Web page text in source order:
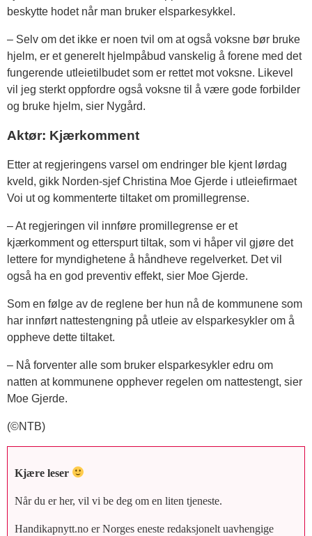
beskytte hodet når man bruker elsparkesykkel.
– Selv om det ikke er noen tvil om at også voksne bør bruke
hjelm, er et generelt hjelmpåbud vanskelig å forene med det
fungerende utleietilbudet som er rettet mot voksne. Likevel
vil jeg sterkt oppfordre også voksne til å være gode forbilder
og bruke hjelm, sier Nygård.
Aktør: Kjærkomment
Etter at regjeringens varsel om endringer ble kjent lørdag
kveld, gikk Norden-sjef Christina Moe Gjerde i utleiefirmaet
Voi ut og kommenterte tiltaket om promillegrense.
– At regjeringen vil innføre promillegrense er et
kjærkomment og etterspurt tiltak, som vi håper vil gjøre det
lettere for myndighetene å håndheve regelverket. Det vil
også ha en god preventiv effekt, sier Moe Gjerde.
Som en følge av de reglene ber hun nå de kommunene som
har innført nattestengning på utleie av elsparkesykler om å
oppheve dette tiltaket.
– Nå forventer alle som bruker elsparkesykler edru om
natten at kommunene opphever regelen om nattestengt, sier
Moe Gjerde.
(©NTB)
Kjære leser
Når du er her, vil vi be deg om en liten tjeneste.
Handikapnytt.no er Norges eneste redaksjonelt uavhengige